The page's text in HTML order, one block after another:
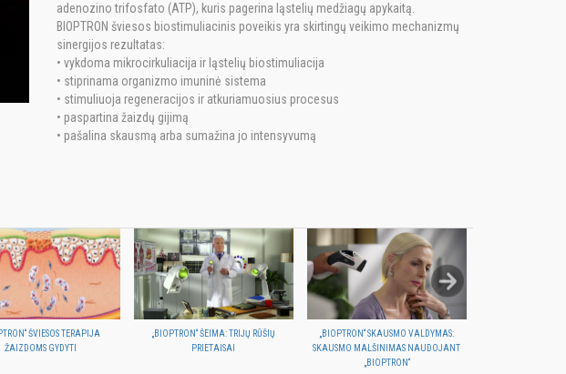
adenozino trifosfato (ATP), kuris pagerina ląstelių medžiagų apykaitą.
BIOPTRON šviesos biostimuliacinis poveikis yra skirtingų veikimo mechanizmų
sinergijos rezultatas:
• vykdoma mikrocirkuliacija ir ląstelių biostimuliacija
• stiprinama organizmo imuninė sistema
• stimuliuoja regeneracijos ir atkuriamuosius procesus
• paspartina žaizdų gijimą
• pašalina skausmą arba sumažina jo intensyvumą
ŠVIESOS TERAPIJA
ŽAIZDOMS GYDYTI
„BIOPTRON“ ŠEIMA: TRIJŲ RŪŠIŲ
PRIETAISAI
„BIOPTRON“ SKAUSMO VALDYMAS:
SKAUSMO MALŠINIMAS NAUDOJANT
„BIOPTRON“